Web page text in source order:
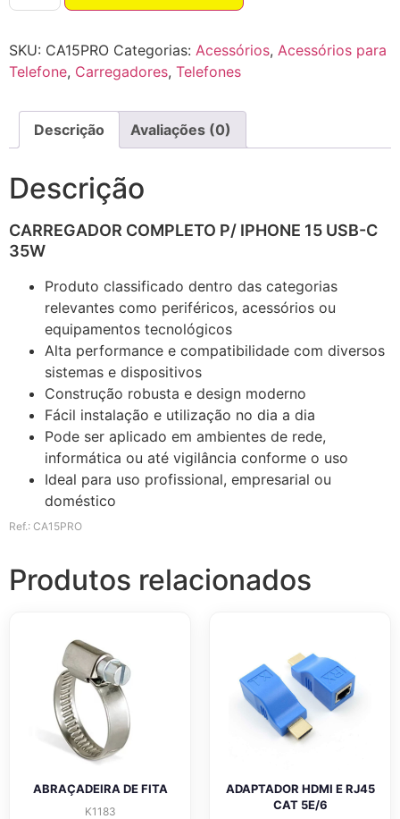
SKU: CA15PRO Categorias: Acessórios, Acessórios para
Telefone, Carregadores, Telefones
Descrição Avaliações (0)
Descrição
CARREGADOR COMPLETO P/ IPHONE 15 USB-C
35W
Produto classificado dentro das categorias
relevantes como periféricos, acessórios ou
equipamentos tecnológicos
Alta performance e compatibilidade com diversos
sistemas e dispositivos
Construção robusta e design moderno
Fácil instalação e utilização no dia a dia
Pode ser aplicado em ambientes de rede,
informática ou até vigilância conforme o uso
Ideal para uso profissional, empresarial ou
doméstico
Ref.: CA15PRO
Produtos relacionados
ABRAÇADEIRA DE FITA
K1183
ADAPTADOR HDMI E RJ45
CAT 5E/6